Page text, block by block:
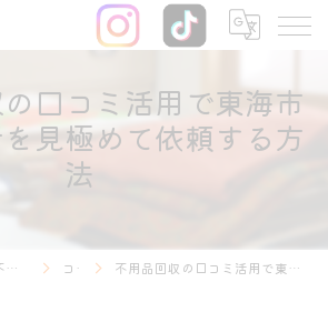
口コミ活用で東海市
見極めて依頼する方
法
愛知県名古屋市の不用品回収なら便利屋 ありがた家 コラム 不用品回収の口コミ活用で東海市の安全業者を見極めて依頼する方法